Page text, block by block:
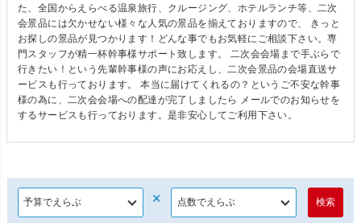
た、全国からえらべる温泉旅行、クルージング、ホテルランチ等、二次
会景品には欠かせない様々な人気の景品を揃えておりますので、 きっと
お探しの景品が見つかります！どんな事でもお気軽にご相談下さい。専
門スタッフが精一杯幹事様サポート致します。 二次会会場まで手ぶらで
行きたい！という先輩幹事様の声にお応えし、二次会景品の会場直送サ
ービスも行っております。 本当に届けてくれるの？というご不安な幹事
様の為に、二次会会場への配達が完了しましたら メールでのお知らせを
するサービスも行っております。是非安心してご利用下さい。
×